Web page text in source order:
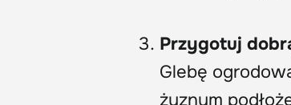
Przygotuj
Glebę
żyznym